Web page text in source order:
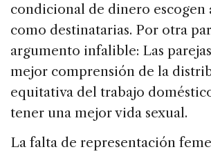
condicional de dinero escogen
como destinatarias. Por otra
argumento infalible: Las
mejor comprensión de la
equitativa del trabajo
tener una mejor vida sexual.
La falta de representación